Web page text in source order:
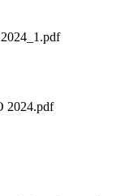
2024.pdf